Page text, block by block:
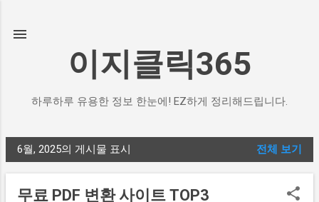
이지클릭365
하루하루 유용한 정보 한눈에! EZ하게 정리해드립니다.
글
6월, 2025의 게시물 표시 전체 보기
무료 PDF 변환 사이트 TOP3